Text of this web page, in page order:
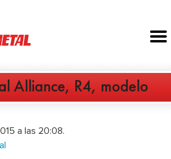
Alliance, R4, modelo
a las 20:08.